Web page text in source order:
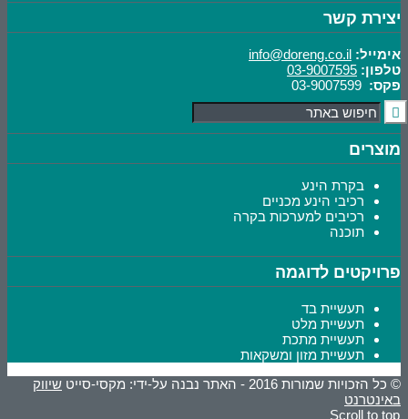
יצירת קשר
אימייל: info@doreng.co.il
טלפון: 03-9007595
פקס:
מוצרים
בקרת הינע
רכיבי הינע מכניים
רכיבים למערכות בקרה
תוכנה
פרויקטים לדוגמה
תעשיית בד
תעשיית מלט
תעשיית מתכת
תעשיית מזון ומשקאות
© כל הזכויות שמורות 2016 - האתר נבנה על-ידי: מקסי-סייט
שיווק
באינטרנט
Scroll to top